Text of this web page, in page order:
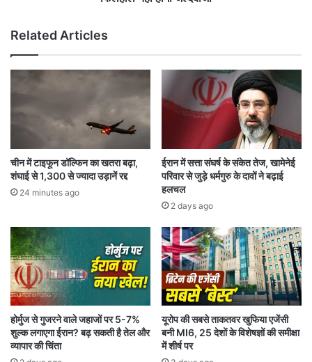
,
A
S
गा
वा
ब
र
स
त
ज्या
दा
थे
नॉ
ल
पे
ट्रो
ल
प
र
फि
ल
हा
ल
Related Articles
चीन में टाइफून डॉल्फिन का खतरा बढ़ा,
शंघाई से 1,300 से ज्यादा उड़ानें रद्द
24 minutes ago
ईरान में सत्ता संघर्ष के संकेत तेज, खामेनेई
परिवार से जुड़े धर्मगुरु के दावों ने बढ़ाई
हलचल
2 days ago
होर्मुज से गुजरने वाले जहाजों पर 5-7%
शुल्क लगाएगा ईरान? बढ़ सकती है तेल और
व्यापार की चिंता
यूरोप की सबसे ताकतवर खुफिया एजेंसी
बनी MI6, 25 देशों के विशेषज्ञों की समीक्षा
में शीर्ष पर